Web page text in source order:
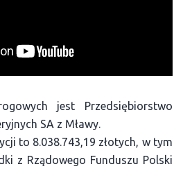
jest Przedsiębiorstwo
SA z Mławy.
to 8.038.743,19 złotych, w tym
z Rządowego Funduszu Polski